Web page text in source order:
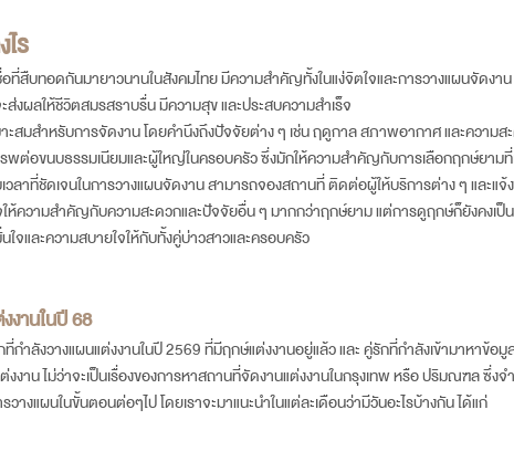
ร
ที่สืบทอดกันมายาวนานในสังคมไทย มีความสำคัญทั้งในแง่จิตใจและการวางแผนจัดงาน
ส่งผลให้ชีวิตสมรสราบรื่น มีความสุข และประสบความสำเร็จ
ะสมสำหรับการจัดงาน โดยคำนึงถึงปัจจัยต่าง ๆ เช่น ฤดูกาล สภาพอากาศ และความส
พต่อขนบธรรมเนียมและผู้ใหญ่ในครอบครัว ซึ่งมักให้ความสำคัญกับการเลือกฤกษ์ยาม
าที่ชัดเจนในการวางแผนจัดงาน สามารถจองสถานที่ ติดต่อผู้ให้บริการต่าง ๆ และแจ้ง
ห้ความสำคัญกับความสะดวกและปัจจัยอื่น ๆ มากกว่าฤกษ์ยาม แต่การดูฤกษ์ก็ยังคงเป็
จและความสบายใจให้กับทั้งคู่บ่าวสาวและครอบครัว
านในปี 68
กำลังวางแผนแต่งงานในปี2569ที่มีฤกษ์แต่งงานอยู่แล้ว และ คู่รักที่กำลังเข้ามาหาข้อ
งงาน ไม่ว่าจะเป็นเรื่องของการหาสถานที่จัดงานแต่งงานในกรุงเทพ หรือ ปริมณฑล ซึ่งจ
งแผนในขั้นตอนต่อๆไป โดยเราจะมาแนะนำในแต่ละเดือนว่ามีวันอะไรบ้างกัน ได้แก่